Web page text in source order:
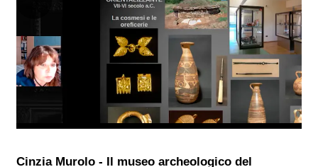
Cinzia Murolo - Il museo archeologico del